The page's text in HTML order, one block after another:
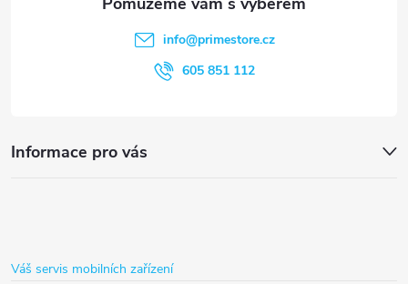
Informace pro vás
info@primestore.cz
605 851 112
Váš servis mobilních zařízení